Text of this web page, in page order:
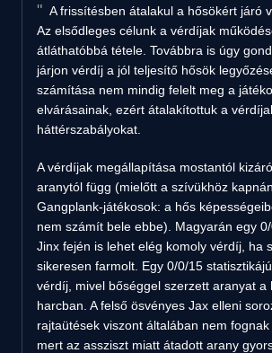
A frissítésben átalakul a hősökért járó
Az elsődleges célunk a vérdíjak
átláthatóbbá tétele. Továbbra is úgy
járjon vérdíj a jól teljesítő hősök
számítása nem mindig felelt meg a
elvárásainak, ezért átalakítottuk a
háttérszabályokat.
A vérdíjak megállapítása mostantól
aranytól függ (mielőtt a szívükhöz
Gangplank-játékosok: a hős
nem számít bele ebbe). Magyarán egy
Jinx fején is lehet elég komoly vérdíj, ha
sikeresen farmolt. Egy 0/0/15
vérdíj, mivel bőséggel szerzett aranyat a
harcban. A felső ösvényes Jax elleni
rajtaütések viszont általában nem fognak
mert az assziszt miatt átadott arany